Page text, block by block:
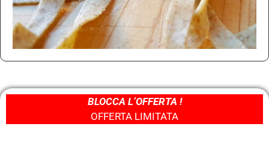
BLOCCA L’OFFERTA !
OFFERTA LIMITATA